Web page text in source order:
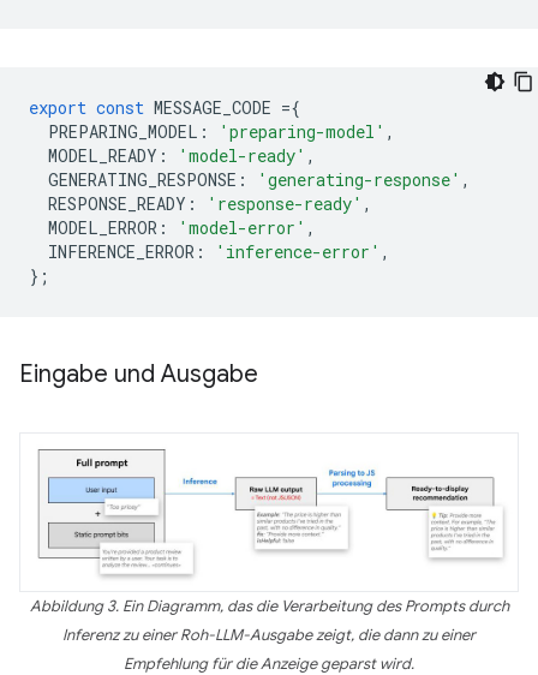
export const MESSAGE_CODE ={
PREPARING_MODEL : 'preparing-model' ,
MODEL_READY : 'model-ready' ,
GENERATING_RESPONSE : 'generating-response' ,
RESPONSE_READY : 'response-ready' ,
MODEL_ERROR : 'model-error' ,
INFERENCE_ERROR : 'inference-error' ,
};
Eingabe und Ausgabe
Abbildung 3. Ein Diagramm, das die Verarbeitung des Prompts durch
Inferenz zu einer Roh-LLM-Ausgabe zeigt, die dann zu einer
Empfehlung für die Anzeige geparst wird.